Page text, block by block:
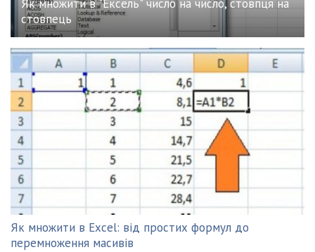
Як множити в "Ексель" число на число, стовпця на
стовпець
Як множити в Excel: від простих формул до
перемноження масивів